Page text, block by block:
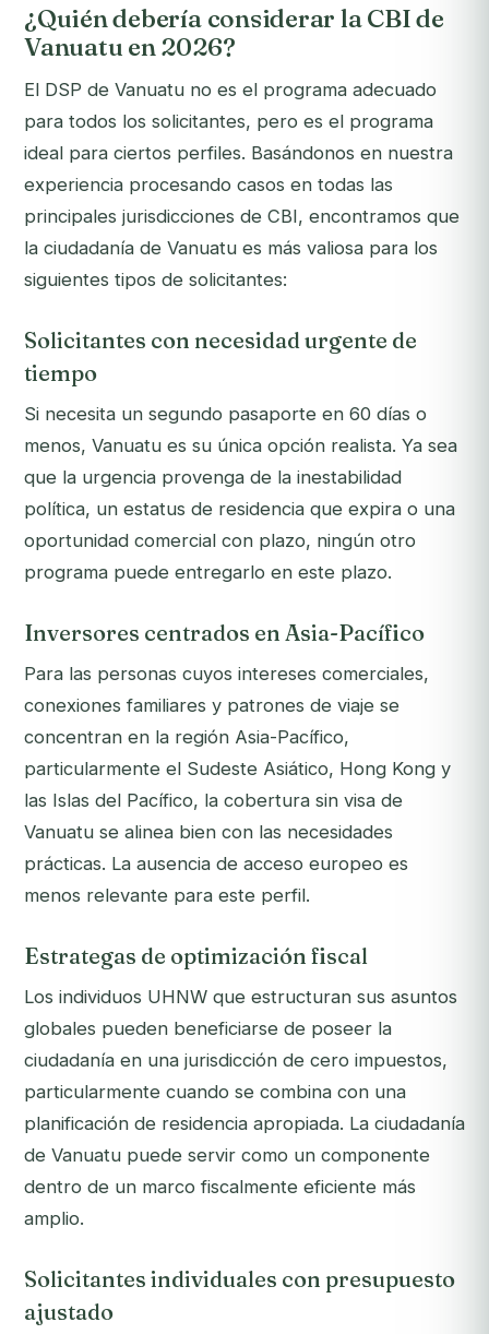
¿Quién debería considerar la CBI de
Vanuatu en 2026?
El DSP de Vanuatu no es el programa adecuado
para todos los solicitantes, pero es el programa
ideal para ciertos perfiles. Basándonos en nuestra
experiencia procesando casos en todas las
principales jurisdicciones de CBI, encontramos que
la ciudadanía de Vanuatu es más valiosa para los
siguientes tipos de solicitantes:
Solicitantes con necesidad urgente de
tiempo
Si necesita un segundo pasaporte en 60 días o
menos, Vanuatu es su única opción realista. Ya sea
que la urgencia provenga de la inestabilidad
política, un estatus de residencia que expira o una
oportunidad comercial con plazo, ningún otro
programa puede entregarlo en este plazo.
Inversores centrados en Asia-Pacífico
Para las personas cuyos intereses comerciales,
conexiones familiares y patrones de viaje se
concentran en la región Asia-Pacífico,
particularmente el Sudeste Asiático, Hong Kong y
las Islas del Pacífico, la cobertura sin visa de
Vanuatu se alinea bien con las necesidades
prácticas. La ausencia de acceso europeo es
menos relevante para este perfil.
Estrategas de optimización fiscal
Los individuos UHNW que estructuran sus asuntos
globales pueden beneficiarse de poseer la
ciudadanía en una jurisdicción de cero impuestos,
particularmente cuando se combina con una
planificación de residencia apropiada. La ciudadanía
de Vanuatu puede servir como un componente
dentro de un marco fiscalmente eficiente más
amplio.
Solicitantes individuales con presupuesto
ajustado